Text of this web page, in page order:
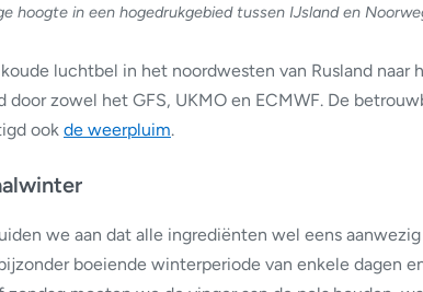
hoogte in een hogedrukgebied tussen IJsland en
luchtbel in het noordwesten van Rusland naar
door zowel het GFS, UKMO en ECMWF. De
ook de weerpluim.
we aan dat alle ingrediënten wel eens
boeiende winterperiode van enkele dagen